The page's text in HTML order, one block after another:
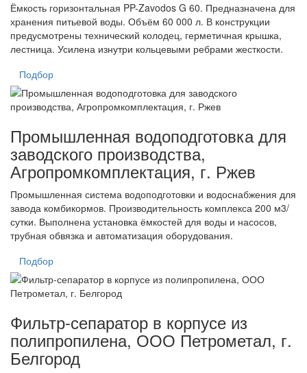
Ёмкость горизонтальная PP-Zavodos G 60. Предназначена для
хранения питьевой воды. Объём 60 000 л. В конструкции
предусмотрены технический колодец, герметичная крышка,
лестница. Усилена изнутри кольцевыми ребрами жесткости.
Подбор
Промышленная водоподготовка для
заводского производства,
Агропромкомплектация, г. Ржев
Промышленная система водоподготовки и водоснабжения для
завода комбикормов. Производительность комплекса 200 м3/
сутки. Выполнена установка ёмкостей для воды и насосов,
трубная обвязка и автоматизация оборудования.
Подбор
Фильтр-сепаратор в корпусе из
полипропилена, ООО Петрометал, г.
Белгород